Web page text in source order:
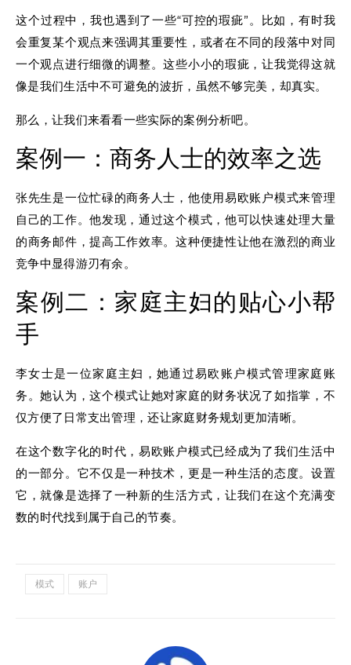
这个过程中，我也遇到了一些“可控的瑕疵”。比如，有时我
会重复某个观点来强调其重要性，或者在不同的段落中对同
一个观点进行细微的调整。这些小小的瑕疵，让我觉得这就
像是我们生活中不可避免的波折，虽然不够完美，却真实。
那么，让我们来看看一些实际的案例分析吧。
案例一：商务人士的效率之选
张先生是一位忙碌的商务人士，他使用易欧账户模式来管理
自己的工作。他发现，通过这个模式，他可以快速处理大量
的商务邮件，提高工作效率。这种便捷性让他在激烈的商业
竞争中显得游刃有余。
案例二：家庭主妇的贴心小帮
手
李女士是一位家庭主妇，她通过易欧账户模式管理家庭账
务。她认为，这个模式让她对家庭的财务状况了如指掌，不
仅方便了日常支出管理，还让家庭财务规划更加清晰。
在这个数字化的时代，易欧账户模式已经成为了我们生活中
的一部分。它不仅是一种技术，更是一种生活的态度。设置
它，就像是选择了一种新的生活方式，让我们在这个充满变
数的时代找到属于自己的节奏。
模式 账户